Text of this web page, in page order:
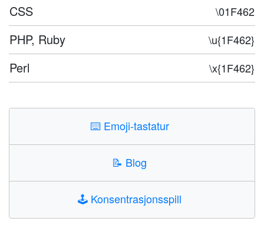
CSS \01F462
PHP, Ruby \u{1F462}
Perl \x{1F462}
⌨️ Emoji-tastatur
📝 Blog
🕹️ Konsentrasjonsspill